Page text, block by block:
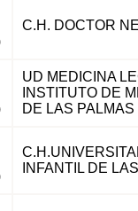
C.H. DOCTOR
UD MEDICINA
INSTITUTO DE
DE LAS PALMAS
INFANTIL DE